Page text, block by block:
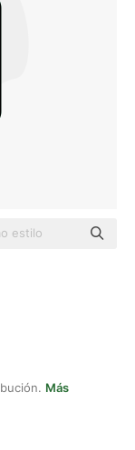
Más